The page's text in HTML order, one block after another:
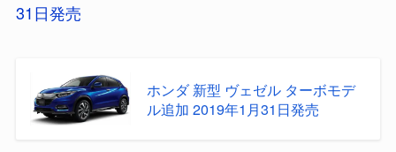
31日発売
ホンダ 新型 ヴェゼル ターボモデ
ル追加 2019年1月31日発売